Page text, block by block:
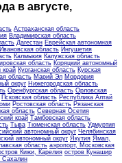
в августе,
Астраханская область
Владимирская область
Дагестан Еврейская автономная
Ивановская область Ингушетия
Калмыкия Калужская область
область Коряцкий автономный
край Курганская область Курская
область Марий Эл Мордовия
округ Нижегородская область
Оренбургская область Орловская
Псковская область Республика Алтай
Ростовская область Рязанская
область Северная Осетия
край Тамбовская область
Тыва Тюменская область Удмуртия
автономный округ Челябинская
автономный округ Якутия Ямал,
область аэропорт, Московская
Кижи, Карелия остров Кунашир
Сахалин